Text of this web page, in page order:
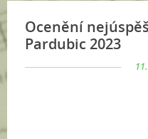
Ocenění
Pardubic 2023